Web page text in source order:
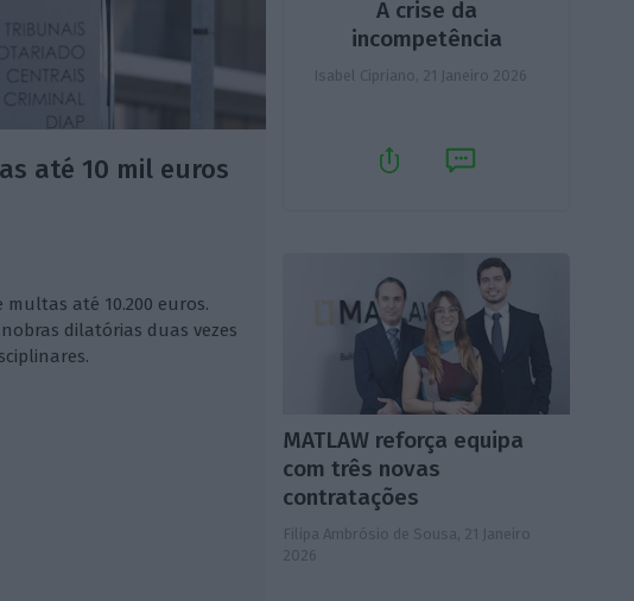
até 10 mil euros
até 10.200 euros.
dilatórias duas vezes
A crise da
incompetência
Isabel Cipriano, 21 Janeiro 2026
MATLAW reforça equipa
com três novas
contratações
Filipa Ambrósio de Sousa,
21 Janeiro
2026